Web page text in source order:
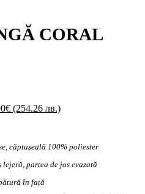
CORAL
€ (254.26 лв.)
căptușeală 100% poliester
lejeră, partea de jos evazată
în față